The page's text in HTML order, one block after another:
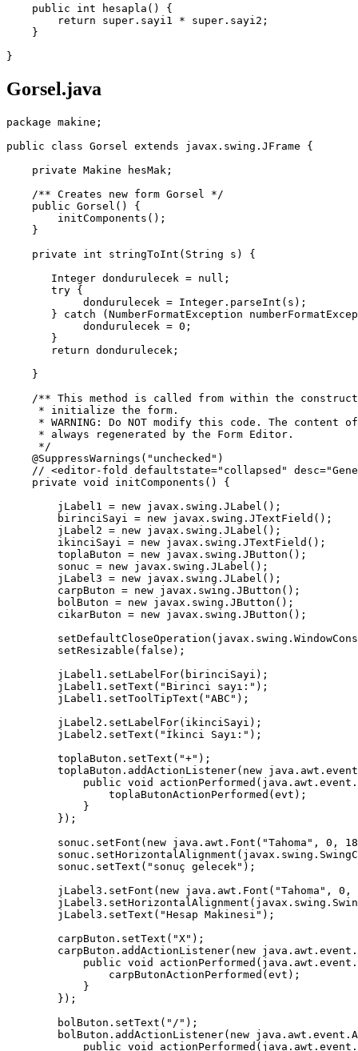
    public int hesapla() {
        return super.sayi1 * super.sayi2;
    }
Gorsel.java
package makine;
public class Gorsel extends javax.swing.JFrame {
    private Makine hesMak;
    /** Creates new form Gorsel */
    public Gorsel() {
        initComponents();
    }
    private int stringToInt(String s) {
       Integer dondurulecek = null;
       try {
            dondurulecek = Integer.parseInt(s);
} catch (NumberFormatException
            dondurulecek = 0;
       }
       return dondurulecek;
    }
/** This method is called from within the
     * initialize the form.
* WARNING: Do NOT modify this code. The content
     * always regenerated by the Form Editor.
     */
    @SuppressWarnings("unchecked")
// <editor-fold defaultstate="collapsed"
    private void initComponents() {
        jLabel1 = new javax.swing.JLabel();
        birinciSayi = new javax.swing.JTextField();
        jLabel2 = new javax.swing.JLabel();
        ikinciSayi = new javax.swing.JTextField();
        toplaButon = new javax.swing.JButton();
        sonuc = new javax.swing.JLabel();
        jLabel3 = new javax.swing.JLabel();
        carpButon = new javax.swing.JButton();
        bolButon = new javax.swing.JButton();
        cikarButon = new javax.swing.JButton();
        setResizable(false);
        jLabel1.setLabelFor(birinciSayi);
        jLabel1.setText("Birinci sayı:");
        jLabel1.setToolTipText("ABC");
        jLabel2.setLabelFor(ikinciSayi);
        jLabel2.setText("İkinci Sayı:");
        toplaButon.setText("+");
toplaButon.addActionListener(new
public void
                toplaButonActionPerformed(evt);
            }
        });
sonuc.setFont(new java.awt.Font("Tahoma", 0,
        sonuc.setText("sonuç gelecek");
jLabel3.setFont(new java.awt.Font("Tahoma", 0,
        jLabel3.setText("Hesap Makinesi");
        carpButon.setText("X");
carpButon.addActionListener(new
public void
                carpButonActionPerformed(evt);
            }
        });
        bolButon.setText("/");
bolButon.addActionListener(new
public void